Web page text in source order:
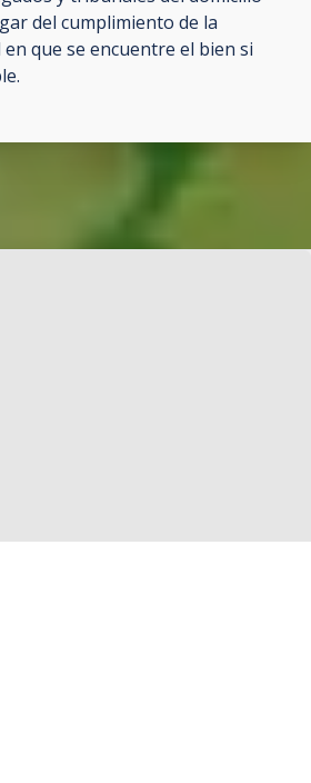
del cumplimiento de la
que se encuentre el bien si